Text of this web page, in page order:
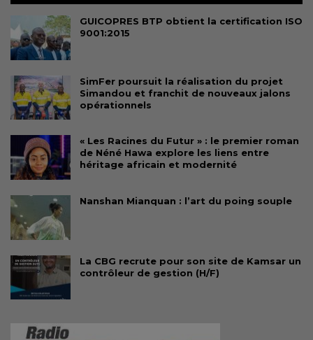
GUICOPRES BTP obtient la certification ISO
9001:2015
SimFer poursuit la réalisation du projet
Simandou et franchit de nouveaux jalons
opérationnels
« Les Racines du Futur » : le premier roman
de Néné Hawa explore les liens entre
héritage africain et modernité
Nanshan Mianquan : l’art du poing souple
La CBG recrute pour son site de Kamsar un
contrôleur de gestion (H/F)